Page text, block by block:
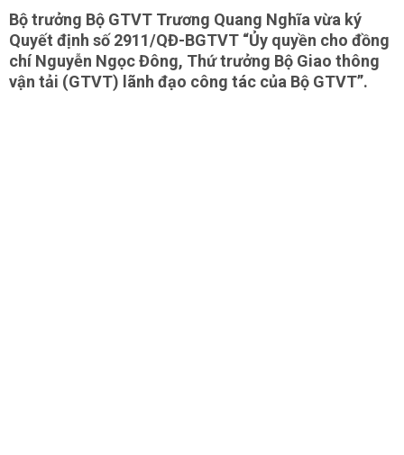
Bộ trưởng Bộ GTVT Trương Quang Nghĩa vừa ký
Quyết định số 2911/QĐ-BGTVT “Ủy quyền cho đồng
chí Nguyễn Ngọc Đông, Thứ trưởng Bộ Giao thông
vận tải (GTVT) lãnh đạo công tác của Bộ GTVT”.